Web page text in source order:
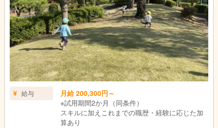
【日中のスケジュール例】
7:15 出勤・受け入れ準備
7:30 開園・預かり開始
9:15 朝の会・体操
10:00 外遊び（天候によっては室内遊び）
11:35 給食
12:00 お昼寝
15:30 午後おやつ
15:45 自由遊び／夜勤預かり開始
16:00 日勤は順次お迎え
19:00 夕食
シフト退勤時間になったら、引継ぎ・退勤
給与
月給 200,300円～
※試用期間2か月（同条件）
スキルに加えこれまでの職歴・経験に応じた加
算あり